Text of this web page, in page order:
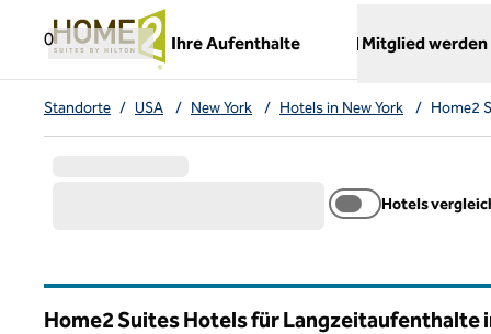
0
Ihre Aufenthalte
,
Mitglied werden
Standorte / USA / New York / Hotels in New York / Home2
Hotels
Home2 Suites Hotels für Langzeitaufenthalte